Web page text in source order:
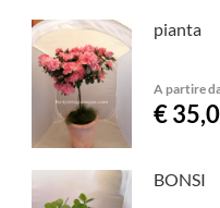
pianta
A partire
€
BONSI